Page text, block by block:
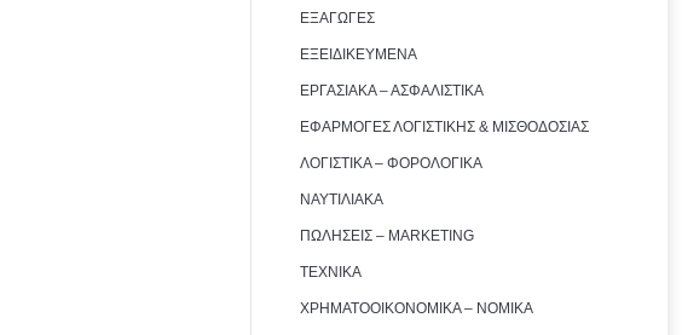
ΕΞΑΓΩΓΕΣ
ΕΞΕΙΔΙΚΕΥΜΕΝΑ
ΕΡΓΑΣΙΑΚΑ – ΑΣΦΑΛΙΣΤΙΚΑ
ΕΦΑΡΜΟΓΕΣ ΛΟΓΙΣΤΙΚΗΣ & ΜΙΣΘΟΔΟΣΙΑΣ
ΛΟΓΙΣΤΙΚΑ – ΦΟΡΟΛΟΓΙΚΑ
ΝΑΥΤΙΛΙΑΚΑ
ΠΩΛΗΣΕΙΣ – MARKETING
ΤΕΧΝΙΚΑ
ΧΡΗΜΑΤΟΟΙΚΟΝΟΜΙΚΑ – ΝΟΜΙΚΑ